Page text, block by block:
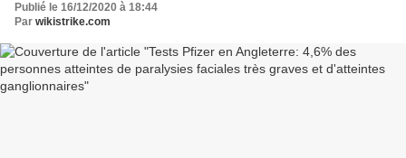
Publié le 16/12/2020 à 18:44
Par wikistrike.com